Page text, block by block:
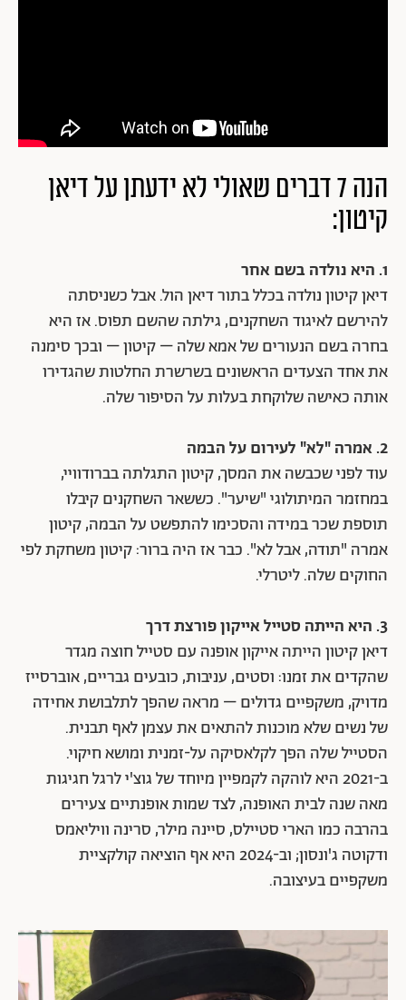
הנה 7 דברים שאולי לא ידעתן על דיאן
קיטון:
1. היא נולדה בשם אחר
דיאן קיטון נולדה בכלל בתור דיאן הול. אבל כשניסתה
להירשם לאיגוד השחקנים, גילתה שהשם תפוס. אז היא
בחרה בשם הנעורים של אמא שלה – קיטון – ובכך סימנה
את אחד הצעדים הראשונים בשרשרת החלטות שהגדירו
אותה כאישה שלוקחת בעלות על הסיפור שלה.
2. אמרה "לא" לעירום על הבמה
עוד לפני שכבשה את המסך, קיטון התגלתה בברודוויי,
במחזמר המיתולוגי "שיער". כששאר השחקנים קיבלו
תוספת שכר במידה והסכימו להתפשט על הבמה, קיטון
אמרה "תודה, אבל לא". כבר אז היה ברור: קיטון משחקת לפי
החוקים שלה. ליטרלי.
3. היא הייתה סטייל אייקון פורצת דרך
דיאן קיטון הייתה אייקון אופנה עם סטייל חוצה מגדר
שהקדים את זמנו: וסטים, עניבות, כובעים גבריים, אוברסייז
מדויק, משקפיים גדולים – מראה שהפך לתלבושת אחידה
של נשים שלא מוכנות להתאים את עצמן לאף תבנית.
הסטייל שלה הפך לקלאסיקה על-זמנית ומושא חיקוי.
ב-2021 היא לוהקה לקמפיין מיוחד של גוצ'י לרגל חגיגות
מאה שנה לבית האופנה, לצד שמות אופנתיים צעירים
בהרבה כמו הארי סטיילס, סיינה מילר, סרינה וויליאמס
ודקוטה ג'ונסון; וב-2024 היא אף הוציאה קולקציית
משקפיים בעיצובה.